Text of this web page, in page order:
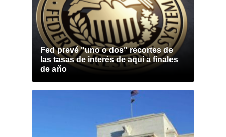
Fed prevé "uno o dos" recortes de
las tasas de interés de aquí a finales
de año